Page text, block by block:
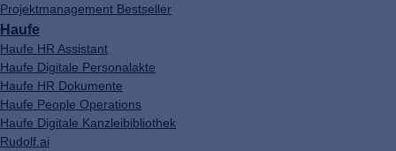
Projektmanagement Bestseller
Haufe
Haufe HR Assistant
Haufe Digitale Personalakte
Haufe HR Dokumente
Haufe People Operations
Haufe Digitale Kanzleibibliothek
Rudolf.ai